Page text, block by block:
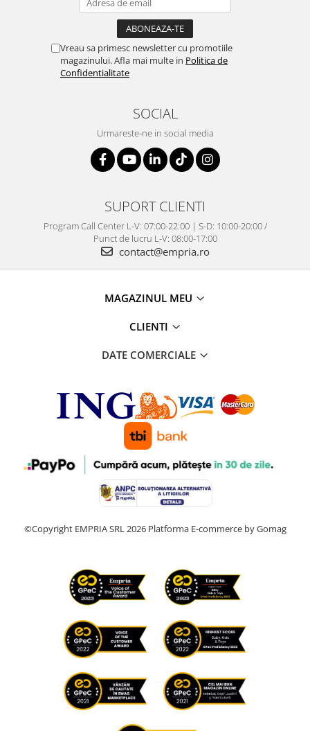
Vreau sa primesc newsletter cu promotiile
magazinului. Afla mai multe in Politica de
Confidentialitate
SOCIAL
Urmareste-ne in social media
SUPORT CLIENTI
Program Call Center L-V: 07:00-22:00 | S-D: 10:00-20:00 /
Punct de lucru L-V: 08:00-17:00
contact@empria.ro
MAGAZINUL MEU
CLIENTI
DATE COMERCIALE
©Copyright EMPRIA SRL 2026 Platforma E-commerce by Gomag